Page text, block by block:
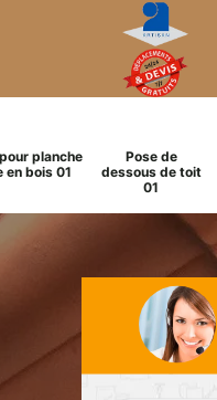
planche
en bois 01
Pose de
dessous de toit
01